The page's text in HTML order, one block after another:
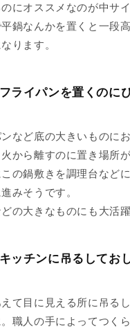
にオススメなのが中サ
鍋なんかを置くと一段
ります。
フライパンを置くのに
など底の大きいものに
から離すのに置き場所
の鍋敷きを調理台など
みそうです。
の大きなものにも大活躍
ッチンに吊るしてお
て目に見える所に吊る
職人の手によってつく